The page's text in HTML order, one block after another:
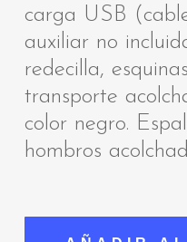
carga USB
auxiliar no
redecilla,
transporte
color negro.
hombros